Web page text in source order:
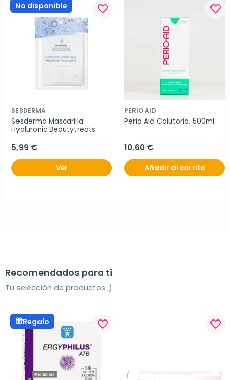
No disponible favorite_border
SESDERMA
Sesderma Mascarilla
Hyaluronic Beautytreats
5,99 €
Ver
favorite_border
PERIO AID
Perio Aid Colutorio, 500ml.
10,60 €
Añadir al carrito
Recomendados para ti
Tu selección de productos ;)
Regalo favorite_border favorite_border